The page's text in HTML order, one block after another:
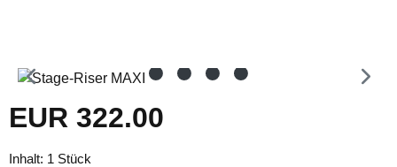
Bildergalerie überspringen
Regulärer Preis:
EUR 322.00
Inhalt: 1 Stück